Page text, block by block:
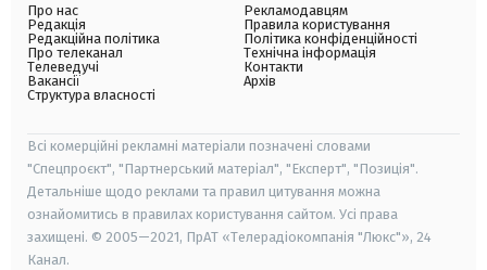
Про нас
Редакція
Редакційна політика
Про телеканал
Телеведучі
Вакансії
Структура власності
Рекламодавцям
Правила користування
Політика конфіденційності
Технічна інформація
Контакти
Архів
Всі комерційні рекламні матеріали позначені словами
"Спецпроєкт", "Партнерський матеріал", "Експерт", "Позиція".
Детальніше щодо реклами та правил цитування можна
ознайомитись в правилах користування сайтом. Усі права
захищені. © 2005—2021, ПрАТ «Телерадіокомпанія "Люкс"», 24
Канал.